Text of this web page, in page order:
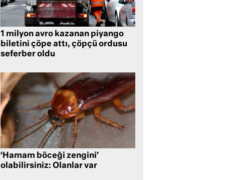
1 milyon avro kazanan piyango
biletini çöpe attı, çöpçü ordusu
seferber oldu
‘Hamam böceği zengini’
olabilirsiniz: Olanlar var